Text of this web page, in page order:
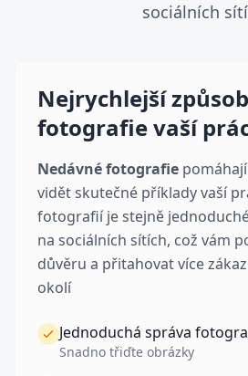
Omlazující ošetření pleti
typu pleti. Zahrnuje čištění,
hydrataci.
Ošetření pleti
Klikněte zde a přidejte vlastní
sociálních
Nejrychlejší
fotografie vaší
Nedávné fotografie
vidět skutečné příklady vaší
fotografií je stejně
na sociálních sítích, což vám
důvěru a přitahovat více
okolí
Jednoduchá správa
Snadno třiďte obrázky